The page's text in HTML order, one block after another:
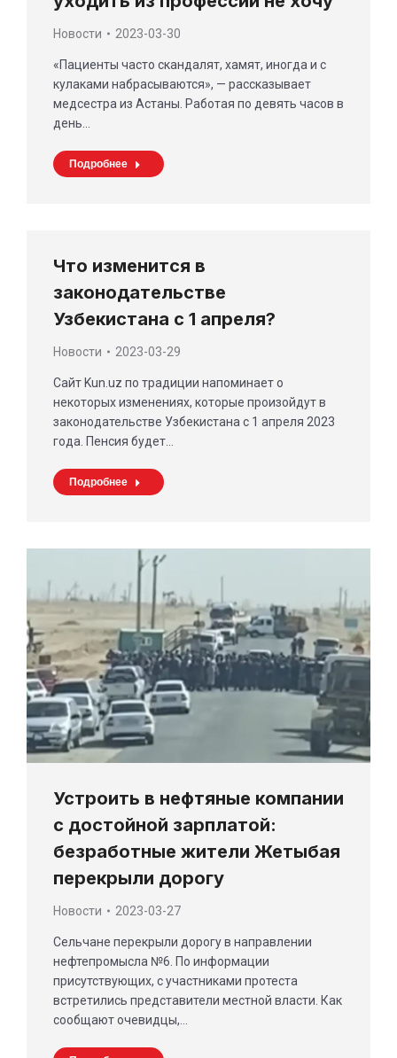
Новости 2023-03-30
«Пациенты часто скандалят, хамят, иногда и с
кулаками набрасываются», — рассказывает
медсестра из Астаны. Работая по девять часов в
день…
Подробнее
Что изменится в
законодательстве
Узбекистана с 1 апреля?
Новости 2023-03-29
Сайт Kun.uz по традиции напоминает о
некоторых изменениях, которые произойдут в
законодательстве Узбекистана с 1 апреля 2023
года. Пенсия будет…
Подробнее
Устроить в нефтяные компании
с достойной зарплатой:
безработные жители Жетыбая
перекрыли дорогу
Новости 2023-03-27
Сельчане перекрыли дорогу в направлении
нефтепромысла №6. По информации
присутствующих, с участниками протеста
встретились представители местной власти. Как
сообщают очевидцы,…